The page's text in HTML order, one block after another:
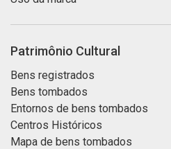
Patrimônio Cultural
Bens registrados
Bens tombados
Entornos de bens tombados
Centros Históricos
Mapa de bens tombados